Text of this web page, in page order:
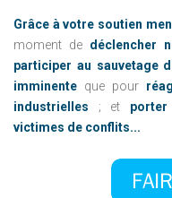
Grâce à votre soutien
moment de déclencher
participer au sauvetage
imminente que pour
industrielles ; et
victimes de conflits...